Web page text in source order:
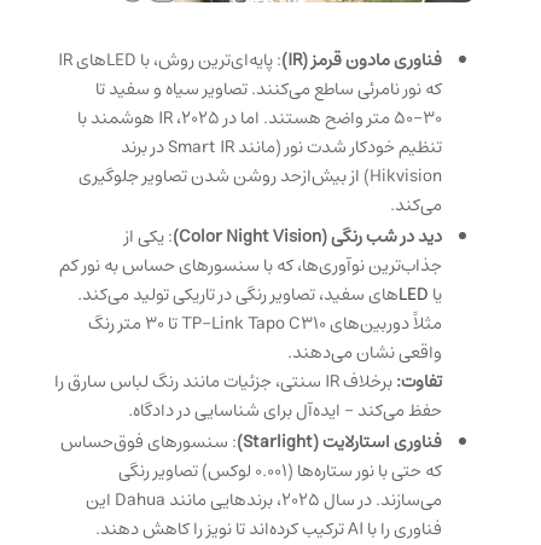
فناوری مادون قرمز (IR)
: پایه‌ای‌ترین روش، با LEDهای IR
که نور نامرئی ساطع می‌کنند. تصاویر سیاه و سفید تا
۳۰-۵۰ متر واضح هستند. اما در ۲۰۲۵، IR هوشمند با
تنظیم خودکار شدت نور (مانند Smart IR در برند
Hikvision) از بیش‌ازحد روشن شدن تصاویر جلوگیری
می‌کند.
دید در شب رنگی (Color Night Vision)
: یکی از
جذاب‌ترین نوآوری‌ها، که با سنسورهای حساس به نور کم
یا LEDهای سفید، تصاویر رنگی در تاریکی تولید می‌کند.
مثلاً دوربین‌های TP-Link Tapo C310 تا ۳۰ متر رنگ
واقعی نشان می‌دهند.
تفاوت:
برخلاف IR سنتی، جزئیات مانند رنگ لباس سارق را
حفظ می‌کند – ایده‌آل برای شناسایی در دادگاه.
فناوری استارلایت (Starlight)
: سنسورهای فوق‌حساس
که حتی با نور ستاره‌ها (۰.۰۰۱ لوکس) تصاویر رنگی
می‌سازند. در سال ۲۰۲۵، برندهایی مانند Dahua این
فناوری را با AI ترکیب کرده‌اند تا نویز را کاهش دهند.